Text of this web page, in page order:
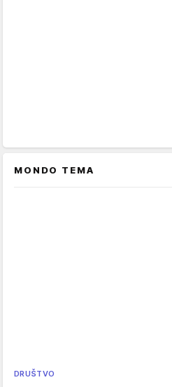
MONDO TEMA
DRUŠTVO